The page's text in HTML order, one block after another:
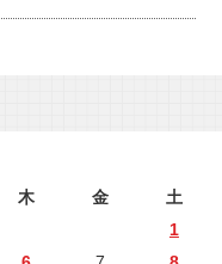
木 金
土
1